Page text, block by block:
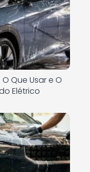
Que Usar e O
Elétrico